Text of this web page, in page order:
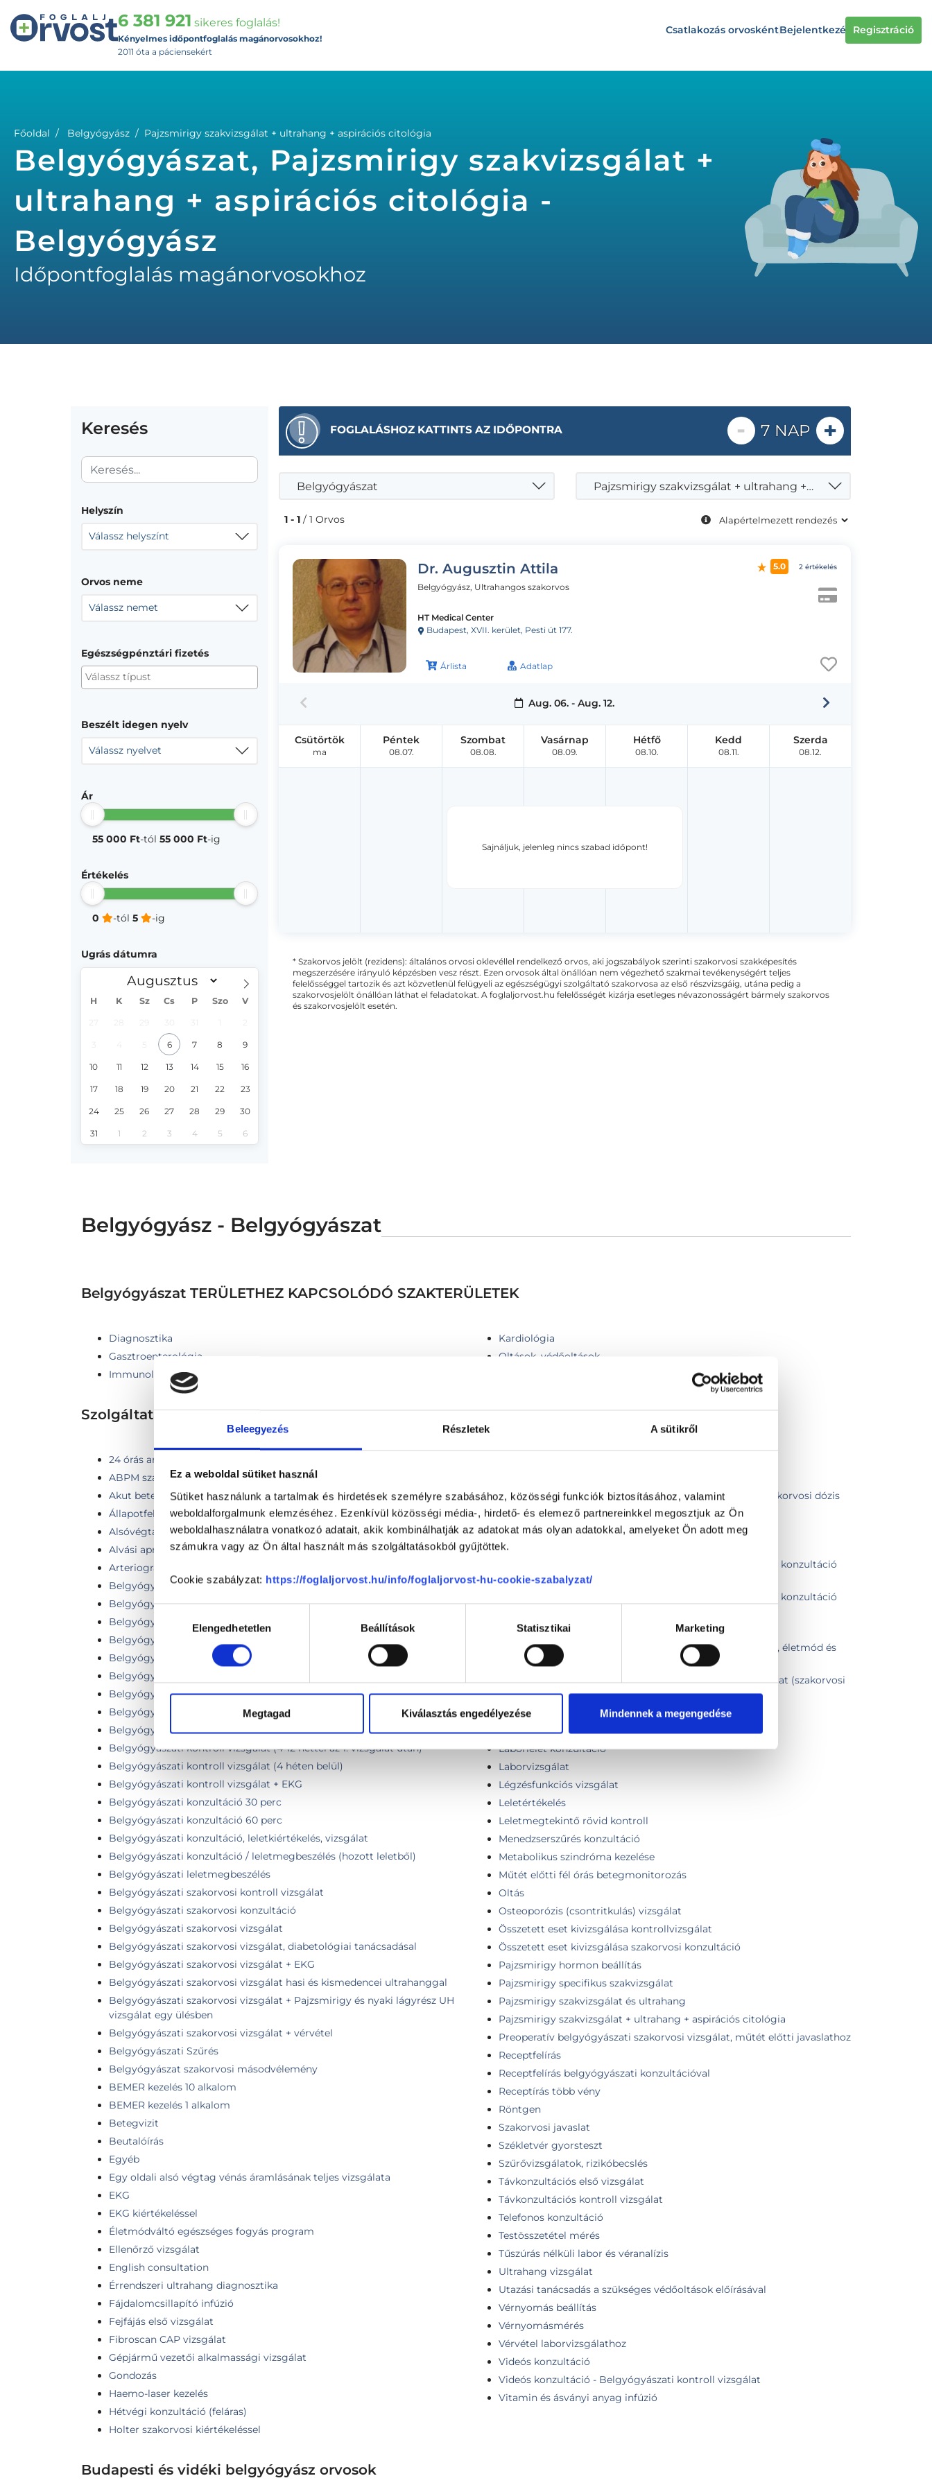
Beleegyezés Részletek A sütikről
Ez a weboldal sütiket használ
Sütiket használunk a tartalmak és hirdetések személyre szabásához, közösségi funkciók biztosításához, valamint
weboldalforgalmunk elemzéséhez. Ezenkívül közösségi média-, hirdető- és elemező partnereinkkel megosztjuk az Ön
weboldalhasználatra vonatkozó adatait, akik kombinálhatják az adatokat más olyan adatokkal, amelyeket Ön adott meg
számukra vagy az Ön által használt más szolgáltatásokból gyűjtöttek.
Cookie szabályzat: https://foglaljorvost.hu/info/foglaljorvost-hu-cookie-szabalyzat/
kiválasztásaElengedhetetlen Beállítások Statisztikai Marketing
Megtagad Kiválasztás engedélyezése Mindennek a megengedése
6 381 921 sikeres foglalás!
Kényelmes időpontfoglalás magánorvosokhoz!
2011 óta a páciensekért
Csatlakozás orvoskéntBejelentkezés Regisztráció
Főoldal Belgyógyász Pajzsmirigy szakvizsgálat + ultrahang + aspirációs citológia
Belgyógyászat, Pajzsmirigy szakvizsgálat +
ultrahang + aspirációs citológia -
Belgyógyász
Időpontfoglalás magánorvosokhoz
Keresés
Helyszín
Válassz helyszínt
Orvos neme
Válassz nemet
Egészségpénztári fizetés
Beszélt idegen nyelv
Válassz nyelvet
Ár
55 000 Ft-tól 55 000 Ft-ig
Értékelés
0 -tól 5 -ig
Ugrás dátumra
H K Sz Cs P Szo V
6 7 8 9
10 11 12 13 14 15 16
17 18 19 20 21 22 23
24 25 26 27 28 29 30
31 1 2 3 4 5 6
FOGLALÁSHOZ KATTINTS AZ IDŐPONTRA - 7 NAP +
Belgyógyászat Pajzsmirigy szakvizsgálat + ultrahang + aspirációs citológia
1 - 1 / 1 Orvos
Dr. Augusztin Attila
Belgyógyász, Ultrahangos szakorvos
HT Medical Center
Budapest, XVII. kerület, Pesti út 177.
Árlista Adatlap
5.0 2 értékelés
Aug. 06. - Aug. 12.
Sajnáljuk, jelenleg nincs szabad időpont!
Csütörtök
ma
Péntek
08.07.
Szombat
08.08.
Vasárnap
08.09.
Hétfő
08.10.
Kedd
08.11.
Szerda
08.12.
* Szakorvos jelölt (rezidens): általános orvosi oklevéllel rendelkező orvos, aki jogszabályok szerinti szakorvosi szakképesítés
megszerzésére irányuló képzésben vesz részt. Ezen orvosok által önállóan nem végezhető szakmai tevékenységért teljes
felelősséggel tartozik és azt közvetlenül felügyeli az egészségügyi szolgáltató szakorvosa az első részvizsgáig, utána pedig a
szakorvosjelölt önállóan láthat el feladatokat. A foglaljorvost.hu felelősségét kizárja esetleges névazonosságért bármely szakorvos
és szakorvosjelölt esetén.
Belgyógyász - Belgyógyászat
Belgyógyászat TERÜLETHEZ KAPCSOLÓDÓ SZAKTERÜLETEK
Diagnosztika
Gasztroenterológia
Immunológia
Kardiológia
Oltások, védőoltások
Szolgáltatások
24 órás ambuláns vérnyomás monitorozás (ABPM)
ABPM szakorvosi kiértékeléssel
Akut betegségek kezelése
Állapotfelmérés
Alsóvégtagi Doppler ultrahang - két végtag
Alvási apnoe monitorozás
Arteriográf vizsgálat
Belgyógyászati áttekintő vizsgálat
Belgyógyászati-endokrinológiai szakorvosi kontroll
Belgyógyászati-endokrinológiai szakorvosi konzultáció
Belgyógyászati - endokrinológiai szakorvosi video konzultáció
Belgyógyászati - Endokrinológiai szakorvosi video konzultáció, kontroll
Belgyógyászati és kardiológiai szakorvosi vizsgálat
Belgyógyászati és kardiológia szakorvosi vizsgálat + szív ultrahang
Belgyógyászati kontroll vizsgálat
Belgyógyászati kontroll vizsgálat (3 hónapon belül)
Belgyógyászati kontroll vizsgálat (4-12 héttel az 1. vizsgálat után)
Belgyógyászati kontroll vizsgálat (4 héten belül)
Belgyógyászati kontroll vizsgálat + EKG
Belgyógyászati konzultáció 30 perc
Belgyógyászati konzultáció 60 perc
Belgyógyászati konzultáció, leletkiértékelés, vizsgálat
Belgyógyászati konzultáció / leletmegbeszélés (hozott leletből)
Belgyógyászati leletmegbeszélés
Belgyógyászati szakorvosi kontroll vizsgálat
Belgyógyászati szakorvosi konzultáció
Belgyógyászati szakorvosi vizsgálat
Belgyógyászati szakorvosi vizsgálat, diabetológiai tanácsadásal
Belgyógyászati szakorvosi vizsgálat + EKG
Belgyógyászati szakorvosi vizsgálat hasi és kismedencei ultrahanggal
Belgyógyászati szakorvosi vizsgálat + Pajzsmirigy és nyaki lágyrész UH
vizsgálat egy ülésben
Belgyógyászati szakorvosi vizsgálat + vérvétel
Belgyógyászati Szűrés
Belgyógyászat szakorvosi másodvélemény
BEMER kezelés 10 alkalom
BEMER kezelés 1 alkalom
Betegvizit
Beutalóírás
Egyéb
Egy oldali alsó végtag vénás áramlásának teljes vizsgálata
EKG
EKG kiértékeléssel
Életmódváltó egészséges fogyás program
Ellenőrző vizsgálat
English consultation
Érrendszeri ultrahang diagnosztika
Fájdalomcsillapító infúzió
Fejfájás első vizsgálat
Fibroscan CAP vizsgálat
Gépjármű vezetői alkalmassági vizsgálat
Gondozás
Haemo-laser kezelés
Hétvégi konzultáció (feláras)
Holter szakorvosi kiértékeléssel
INR beállítás szakorvos által (10 alkalmas INR vérvétel, szakorvosi dózis
beállítás távkonzultációval)
Intramusculáris injekció beadása
Intravénás injekció beadása
Iránymutatás egészségmegőrzési és életmódváltási céllal konzultáció
30 perc
Iránymutatás egészségmegőrzési és életmódváltási céllal konzultáció
Jogosítvány hosszabbítás diabetológiai javaslatra
Komplex egészségterv készítése kivizsgálási, kezelési terv, életmód és
táplálkozási tanácsokkal
Komplex pajzsmirigy-, nyaki és lágyrész Ultrahang vizsgálat (szakorvosi
vizsgálattal egy ülésben)
Konzultáció, általános vizsgálat
Krónikus betegségek kezelése
Laborlelet konzultáció
Laborvizsgálat
Légzésfunkciós vizsgálat
Leletértékelés
Leletmegtekintő rövid kontroll
Menedzserszűrés konzultáció
Metabolikus szindróma kezelése
Műtét előtti fél órás betegmonitorozás
Oltás
Osteoporózis (csontritkulás) vizsgálat
Összetett eset kivizsgálása kontrollvizsgálat
Összetett eset kivizsgálása szakorvosi konzultáció
Pajzsmirigy hormon beállítás
Pajzsmirigy specifikus szakvizsgálat
Pajzsmirigy szakvizsgálat és ultrahang
Pajzsmirigy szakvizsgálat + ultrahang + aspirációs citológia
Preoperatív belgyógyászati szakorvosi vizsgálat, műtét előtti javaslathoz
Receptfelírás
Receptfelírás belgyógyászati konzultációval
Receptírás több vény
Röntgen
Szakorvosi javaslat
Székletvér gyorsteszt
Szűrővizsgálatok, rizikóbecslés
Távkonzultációs első vizsgálat
Távkonzultációs kontroll vizsgálat
Telefonos konzultáció
Testösszetétel mérés
Tűszúrás nélküli labor és véranalízis
Ultrahang vizsgálat
Utazási tanácsadás a szükséges védőoltások előírásával
Vérnyomás beállítás
Vérnyomásmérés
Vérvétel laborvizsgálathoz
Videós konzultáció
Videós konzultáció - Belgyógyászati kontroll vizsgálat
Vitamin és ásványi anyag infúzió
Budapesti és vidéki belgyógyász orvosok